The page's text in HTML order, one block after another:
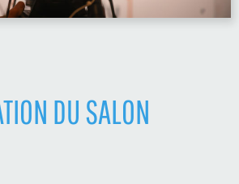
DU SALON